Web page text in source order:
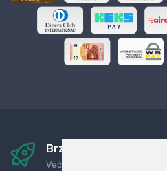
Brza i sigurna dostava
Već za nekoliko dana kod vas